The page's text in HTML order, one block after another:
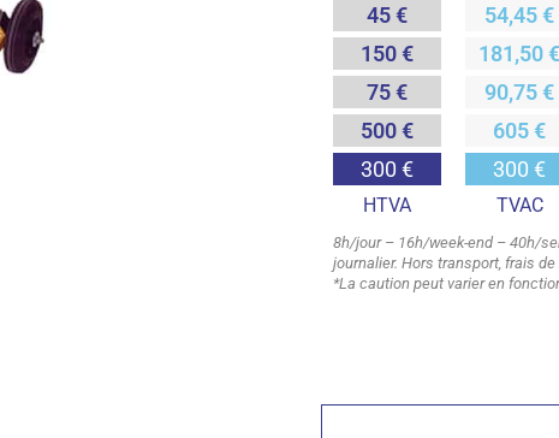
45 €
150 €
75 €
500 €
300 €
HTVA
54,45 €
181,50 €
90,75 €
605 €
300 €
TVAC
8h/jour – 16h/week-end – 40h/
journalier. Hors transport, frais
*La caution peut varier en